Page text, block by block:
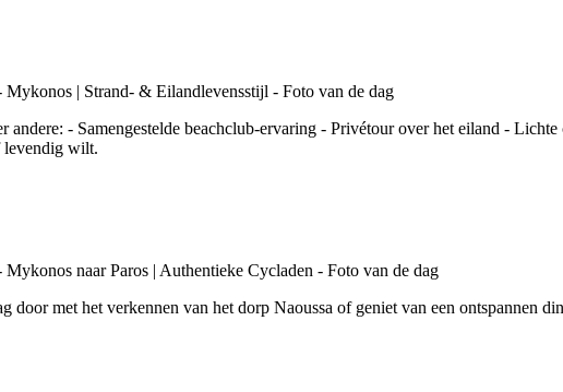
- Samengestelde beachclub-ervaring - Privétour over het eiland -
levendig wilt.
met het verkennen van het dorp Naoussa of geniet van een ontspannen